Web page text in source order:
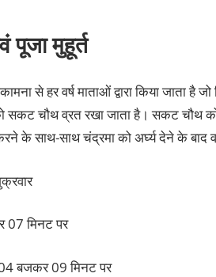
मुहूर्त
से हर वर्ष माताओं द्वारा किया जाता है
सकट चौथ व्रत रखा जाता है। सकट चौथ
के साथ-साथ चंद्रमा को अर्घ्य देने के बाद
07 मिनट पर
बजकर 09 मिनट पर